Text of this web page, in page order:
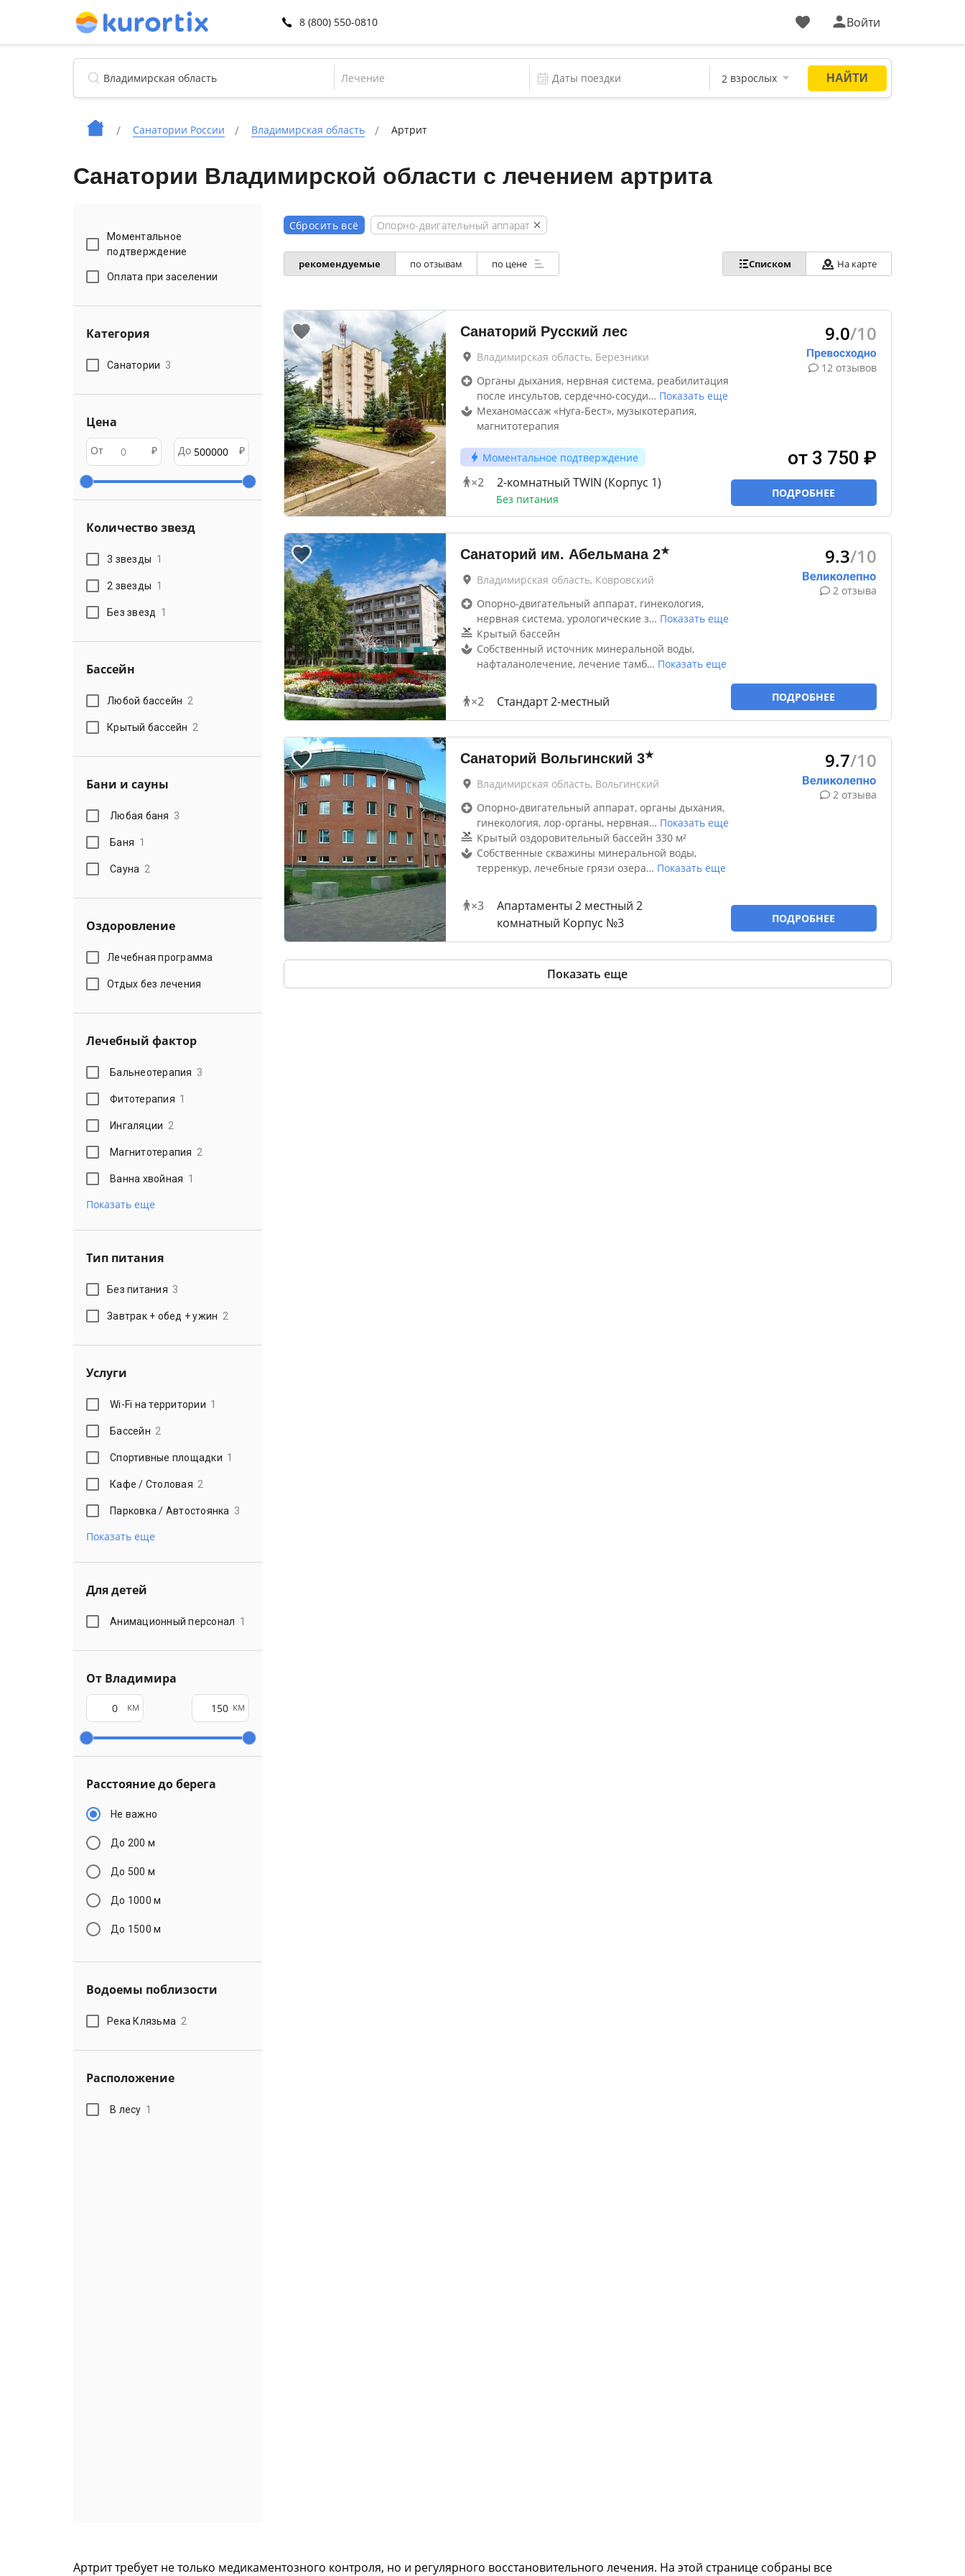
8 (800) 550-0810 Войти
Лечение
Санатории России Владимирская область Артрит
Санатории Владимирской области с лечением артрита
Моментальное
подтверждение
Оплата при заселении
Категория
Санатории 3
Цена
От ₽ До ₽
Количество звезд
3 звезды 1
2 звезды 1
Без звезд 1
Бассейн
Любой бассейн 2
Крытый бассейн 2
Бани и сауны
Любая баня 3
Баня 1
Сауна 2
Оздоровление
Лечебная программа
Отдых без лечения
Лечебный фактор
Бальнеотерапия 3
Фитотерапия 1
Ингаляции 2
Магнитотерапия 2
Ванна хвойная 1
Показать еще
Тип питания
Без питания 3
Завтрак + обед + ужин 2
Услуги
Wi-Fi на территории 1
Бассейн 2
Спортивные площадки 1
Кафе / Столовая 2
Парковка / Автостоянка 3
Показать еще
Для детей
Анимационный персонал 1
От Владимира
км км
Расстояние до берега
Не важно
До 200 м
До 500 м
До 1000 м
До 1500 м
Водоемы поблизости
Река Клязьма 2
Расположение
В лесу 1
Сбросить всё Опорно-двигательный аппарат
рекомендуемые по отзывам по цене Списком На карте
Санаторий Русский лес
Владимирская область, Березники
Органы дыхания, нервная система, реабилитация
после инсультов, сердечно-сосуди… Показать еще
Механомассаж «Нуга-Бест», музыкотерапия,
магнитотерапия
Моментальное подтверждение
×2 2-комнатный TWIN (Корпус 1)
Без питания
9.0/10
12 отзывов
от 3 750 ₽
ПОДРОБНЕЕ
Санаторий им. Абельмана 2★
Владимирская область, Ковровский
Опорно-двигательный аппарат, гинекология,
нервная система, урологические з… Показать еще
Крытый бассейн
Собственный источник минеральной воды,
нафталанолечение, лечение тамб… Показать еще
×2 Стандарт 2-местный
9.3/10
2 отзыва
ПОДРОБНЕЕ
Санаторий Вольгинский 3★
Владимирская область, Вольгинский
Опорно-двигательный аппарат, органы дыхания,
гинекология, лор-органы, нервная… Показать еще
Крытый оздоровительный бассейн 330 м²
Собственные скважины минеральной воды,
терренкур, лечебные грязи озера… Показать еще
×3
Апартаменты 2 местный 2
комнатный Корпус №3
9.7/10
2 отзыва
ПОДРОБНЕЕ
Показать еще
Артрит требует не только медикаментозного контроля, но и регулярного восстановительного лечения. На этой странице собраны все